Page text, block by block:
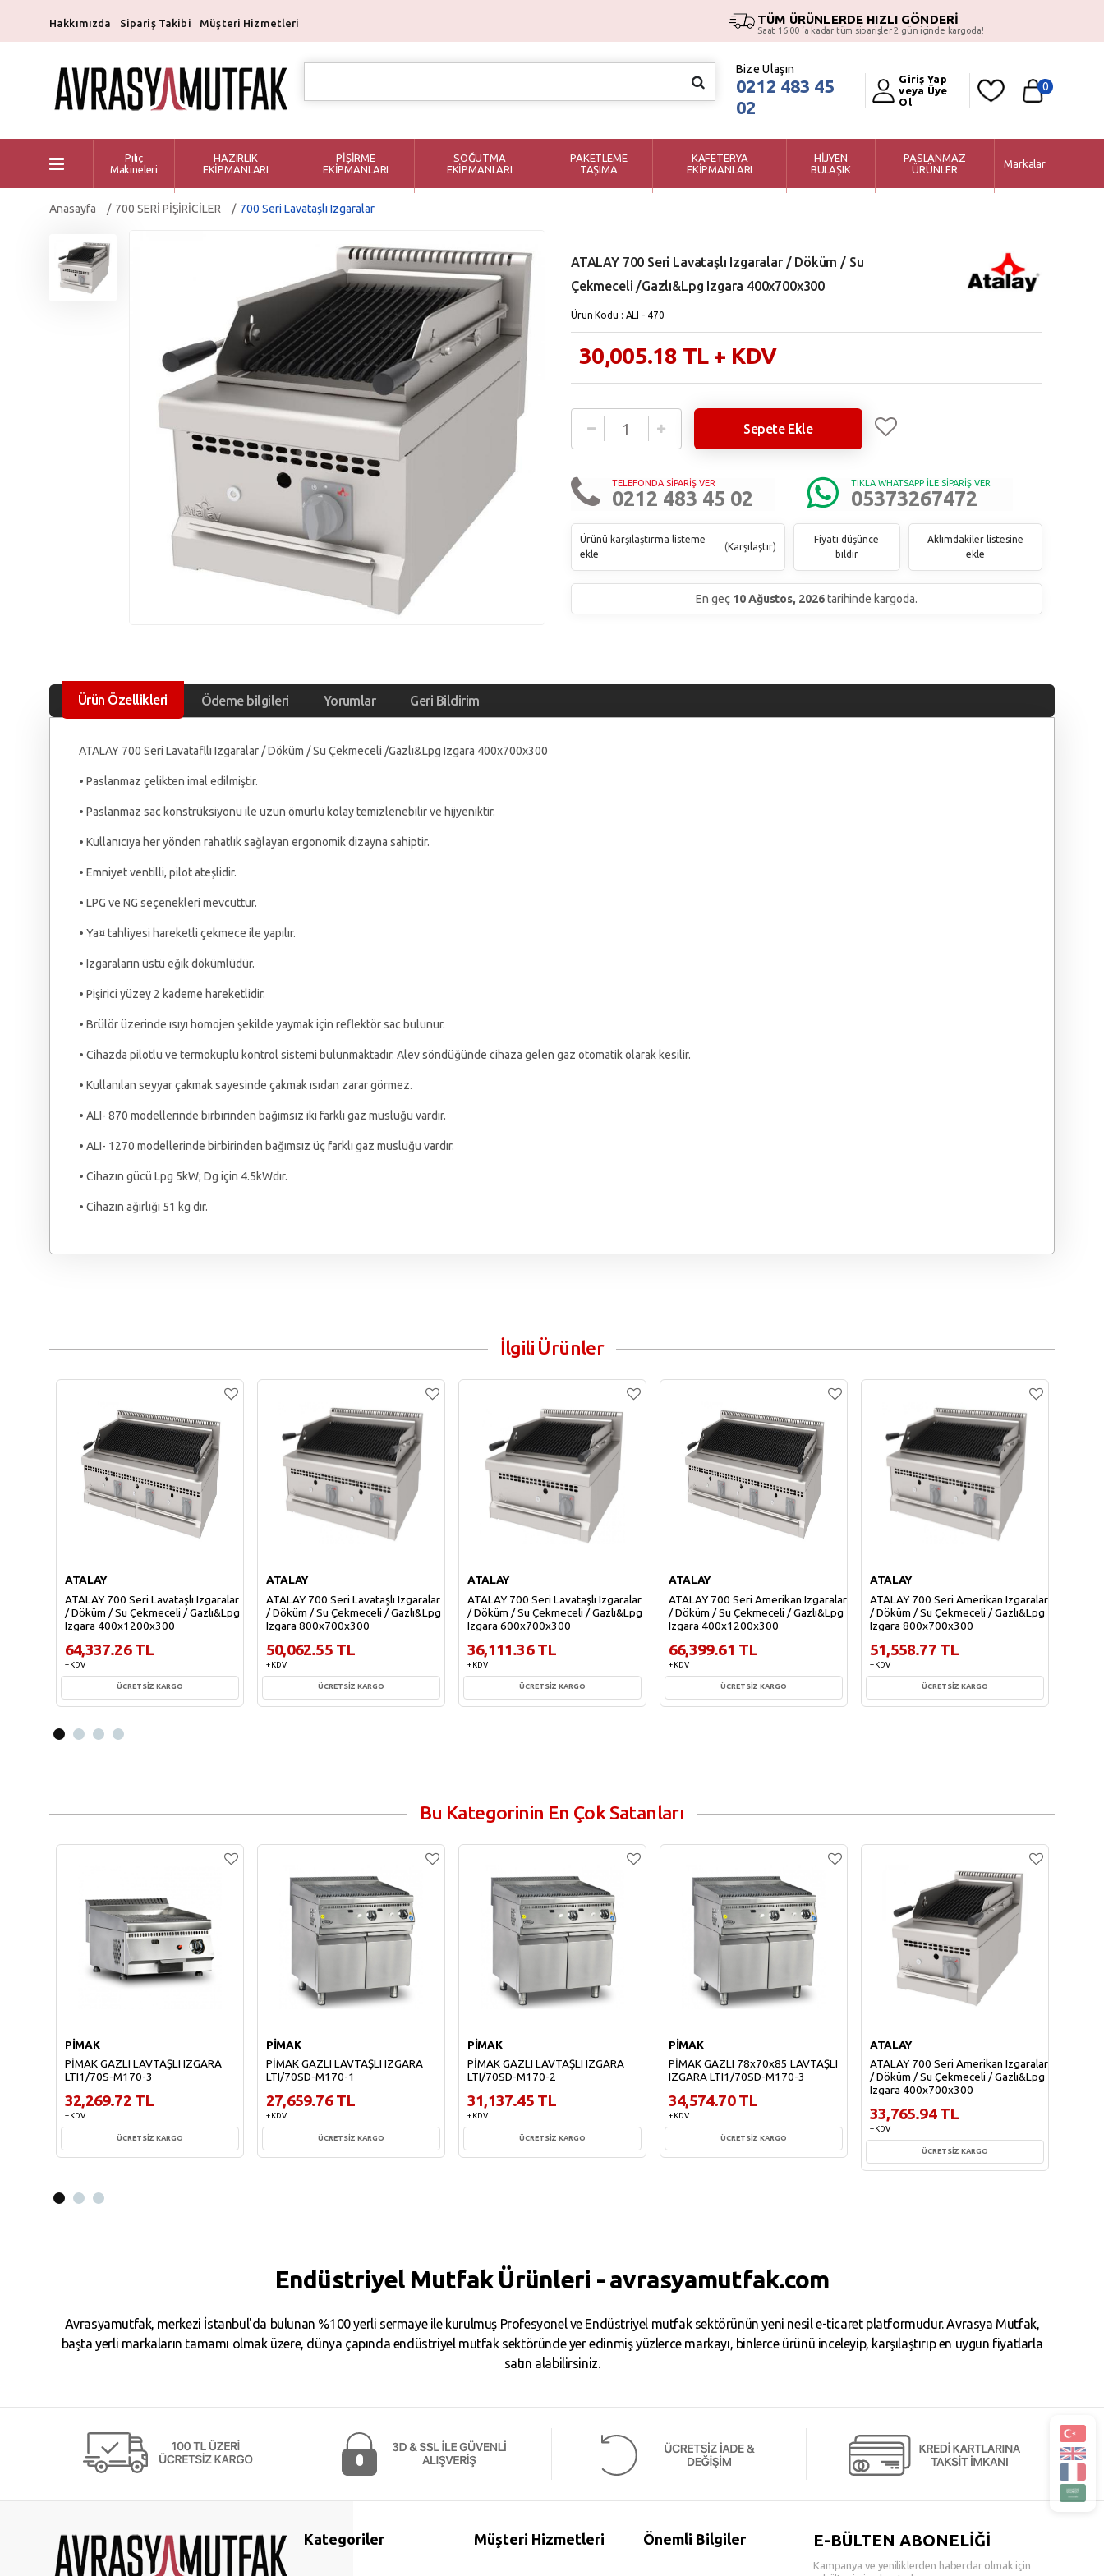
Hakkımızda Sipariş Takibi Müşteri Hizmetleri TÜM ÜRÜNLERDE HIZLI GÖNDERİ
Saat 16:00 ‘a kadar tüm siparişler 2 gün içinde kargoda!
Bize Ulaşın
0212 483 45
02
Giriş Yap
veya Üye
Ol
0
Piliç
Makineleri
HAZIRLIK
EKİPMANLARI
PİŞİRME
EKİPMANLARI
SOĞUTMA
EKİPMANLARI
PAKETLEME
TAŞIMA
KAFETERYA
EKİPMANLARI
HİJYEN
BULAŞIK
PASLANMAZ
ÜRÜNLER
Markalar
Anasayfa 700 SERİ PİŞİRİCİLER 700 Seri Lavataşlı Izgaralar
ATALAY 700 Seri Lavataşlı Izgaralar / Döküm / Su
Çekmeceli /Gazlı&Lpg Izgara 400x700x300
Ürün Kodu : ALI - 470
30,005.18 TL + KDV
TELEFONDA SİPARİŞ VER
0212 483 45 02
TIKLA WHATSAPP İLE SİPARİŞ VER
05373267472
Sepete Ekle
Ürünü karşılaştırma listeme
ekle
(Karşılaştır)
Fiyatı düşünce
bildir
Aklımdakiler listesine
ekle
En geç 10 Ağustos, 2026tarihinde kargoda.
Ürün Özellikleri Ödeme bilgileri Yorumlar Geri Bildirim
ATALAY 700 Seri Lavatafllı Izgaralar / Döküm / Su Çekmeceli /Gazlı&Lpg Izgara 400x700x300
• Paslanmaz çelikten imal edilmiştir.
• Paslanmaz sac konstrüksiyonu ile uzun ömürlü kolay temizlenebilir ve hijyeniktir.
• Kullanıcıya her yönden rahatlık sağlayan ergonomik dizayna sahiptir.
• Emniyet ventilli, pilot ateşlidir.
• LPG ve NG seçenekleri mevcuttur.
• Ya¤ tahliyesi hareketli çekmece ile yapılır.
• Izgaraların üstü eğik dökümlüdür.
• Pişirici yüzey 2 kademe hareketlidir.
• Brülör üzerinde ısıyı homojen şekilde yaymak için reflektör sac bulunur.
• Cihazda pilotlu ve termokuplu kontrol sistemi bulunmaktadır. Alev söndüğünde cihaza gelen gaz otomatik olarak kesilir.
• Kullanılan seyyar çakmak sayesinde çakmak ısıdan zarar görmez.
• ALI- 870 modellerinde birbirinden bağımsız iki farklı gaz musluğu vardır.
• ALI- 1270 modellerinde birbirinden bağımsız üç farklı gaz musluğu vardır.
• Cihazın gücü Lpg 5kW; Dg için 4.5kWdır.
• Cihazın ağırlığı 51 kg dır.
İlgili Ürünler
ATALAY
ATALAY 700 Seri Lavataşlı Izgaralar
/ Döküm / Su Çekmeceli / Gazlı&Lpg
Izgara 400x1200x300
64,337.26 TL
+ KDV
ÜCRETSİZ KARGO
ATALAY
ATALAY 700 Seri Lavataşlı Izgaralar
/ Döküm / Su Çekmeceli / Gazlı&Lpg
Izgara 800x700x300
50,062.55 TL
+ KDV
ÜCRETSİZ KARGO
ATALAY
ATALAY 700 Seri Lavataşlı Izgaralar
/ Döküm / Su Çekmeceli / Gazlı&Lpg
Izgara 600x700x300
36,111.36 TL
+ KDV
ÜCRETSİZ KARGO
ATALAY
ATALAY 700 Seri Amerikan Izgaralar
/ Döküm / Su Çekmeceli / Gazlı&Lpg
Izgara 400x1200x300
66,399.61 TL
+ KDV
ÜCRETSİZ KARGO
ATALAY
ATALAY 700 Seri Amerikan Izgaralar
/ Döküm / Su Çekmeceli / Gazlı&Lpg
Izgara 800x700x300
51,558.77 TL
+ KDV
ÜCRETSİZ KARGO
Bu Kategorinin En Çok Satanları
PİMAK
PİMAK GAZLI LAVTAŞLI IZGARA
LTI1/70S-M170-3
32,269.72 TL
+ KDV
ÜCRETSİZ KARGO
PİMAK
PİMAK GAZLI LAVTAŞLI IZGARA
LTI/70SD-M170-1
27,659.76 TL
+ KDV
ÜCRETSİZ KARGO
PİMAK
PİMAK GAZLI LAVTAŞLI IZGARA
LTI/70SD-M170-2
31,137.45 TL
+ KDV
ÜCRETSİZ KARGO
PİMAK
PİMAK GAZLI 78x70x85 LAVTAŞLI
IZGARA LTI1/70SD-M170-3
34,574.70 TL
+ KDV
ÜCRETSİZ KARGO
ATALAY
ATALAY 700 Seri Amerikan Izgaralar
/ Döküm / Su Çekmeceli / Gazlı&Lpg
Izgara 400x700x300
33,765.94 TL
+ KDV
ÜCRETSİZ KARGO
Endüstriyel Mutfak Ürünleri - avrasyamutfak.com
Avrasyamutfak, merkezi İstanbul'da bulunan %100 yerli sermaye ile kurulmuş Profesyonel ve Endüstriyel mutfak sektörünün yeni nesil e-ticaret platformudur. Avrasya Mutfak,
başta yerli markaların tamamı olmak üzere, dünya çapında endüstriyel mutfak sektöründe yer edinmiş yüzlerce markayı, binlerce ürünü inceleyip, karşılaştırıp en uygun fiyatlarla
satın alabilirsiniz.
Kategoriler Müşteri Hizmetleri Önemli Bilgiler E-BÜLTEN ABONELİĞİ
Kampanya ve yeniliklerden haberdar olmak için